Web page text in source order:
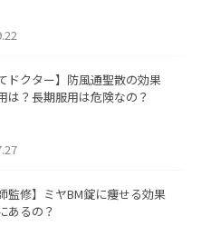
ドクター】防風通聖散の効果
は？長期服用は危険なの？
監修】ミヤBM錠に痩せる効果
あるの？